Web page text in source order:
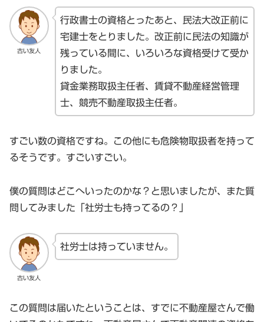
古い友人
行政書士の資格とったあと、民法大改正前に
宅建士をとりました。改正前に民法の知識が
残っている間に、いろいろな資格受けて受か
りました。
貸金業務取扱主任者、賃貸不動産経営管理
士、競売不動産取扱主任者。
すごい数の資格ですね。この他にも危険物取扱者を持って
るそうです。すごいすごい。
僕の質問はどこへいったのかな？と思いましたが、また質
問してみました「社労士も持ってるの？」
古い友人
社労士は持っていません。
この質問は届いたということは、すでに不動産屋さんで働